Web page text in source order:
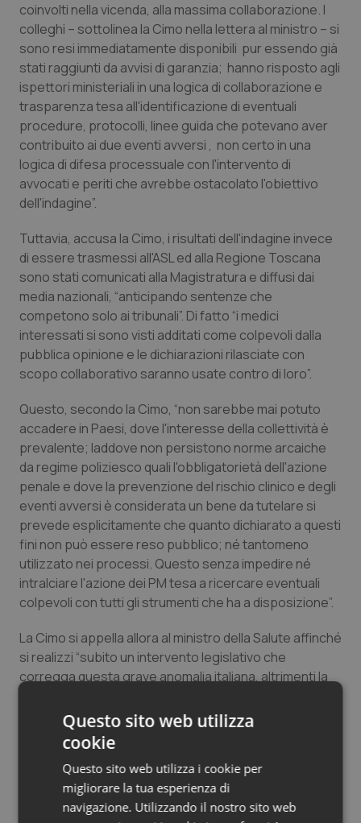
Toscana
Umbria
Valle D’Aosta
Veneto
Obesità
Oftalmologia
Oncodermatologia
Oncoematologia
Oncologia & Nutrizione
Psoriasi & pelle
Quotidiano Cardiologia
Quotidiano Chirurgia
Quotidiano Oncologia
Rene & patologie urogenitali
Salute orale & impianti
Sangue & coagulazione
Tiroide
Tumore al seno
Tumore ovarico
Tumori gastrointestinali
Ulcera & Reflusso
Vaccini
coinvolti nella vicenda, alla massima collaborazione. I
colleghi – sottolinea la Cimo nella lettera al ministro – si
sono resi immediatamente disponibili pur essendo già
stati raggiunti da avvisi di garanzia; hanno risposto agli
ispettori ministeriali in una logica di collaborazione e
trasparenza tesa all'identificazione di eventuali
procedure, protocolli, linee guida che potevano aver
contribuito ai due eventi avversi , non certo in una
logica di difesa processuale con l'intervento di
avvocati e periti che avrebbe ostacolato l'obiettivo
dell'indagine”.
Tuttavia, accusa la Cimo, i risultati dell'indagine invece
di essere trasmessi all'ASL ed alla Regione Toscana
sono stati comunicati alla Magistratura e diffusi dai
media nazionali, “anticipando sentenze che
competono solo ai tribunali”. Di fatto “i medici
interessati si sono visti additati come colpevoli dalla
pubblica opinione e le dichiarazioni rilasciate con
scopo collaborativo saranno usate contro di loro”.
Questo, secondo la Cimo, “non sarebbe mai potuto
accadere in Paesi, dove l'interesse della collettività è
prevalente; laddove non persistono norme arcaiche
da regime poliziesco quali l'obbligatorietà dell'azione
penale e dove la prevenzione del rischio clinico e degli
eventi avversi è considerata un bene da tutelare si
prevede esplicitamente che quanto dichiarato a questi
fini non può essere reso pubblico; né tantomeno
utilizzato nei processi. Questo senza impedire né
intralciare l'azione dei PM tesa a ricercare eventuali
colpevoli con tutti gli strumenti che ha a disposizione”.
La Cimo si appella allora al ministro della Salute affinché
si realizzi “subito un intervento legislativo che
corregga questa grave anomalia italiana, altrimenti la
salute dei cittadini diventerà impossibile da gestire”.
Intanto, avverte la Cimo Asmd, “ci faremo carico di
informare i propri iscritti e tutti i medici sui rischi che
corrono a collaborare con le istituzioni in un contesto
finalizzato al bene comune che diventa invece solo un
Questo sito web utilizza
cookie
Questo sito web utilizza i cookie per
migliorare la tua esperienza di
navigazione. Utilizzando il nostro sito web